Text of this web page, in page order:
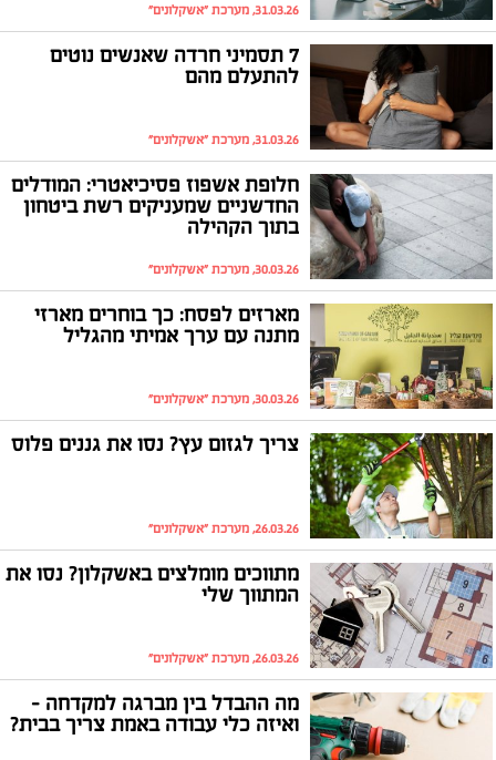
31.03.26, מערכת "אשקלונים"
7 תסמיני חרדה שאנשים נוטים
להתעלם מהם
31.03.26, מערכת "אשקלונים"
חלופת אשפוז פסיכיאטרי: המודלים
החדשניים שמעניקים רשת ביטחון
בתוך הקהילה
30.03.26, מערכת "אשקלונים"
מארזים לפסח: כך בוחרים מארזי
מתנה עם ערך אמיתי מהגליל
30.03.26, מערכת "אשקלונים"
צריך לגזום עץ? נסו את גננים פלוס
26.03.26, מערכת "אשקלונים"
מתווכים מומלצים באשקלון? נסו את
המתווך שלי
26.03.26, מערכת "אשקלונים"
מה ההבדל בין מברגה למקדחה –
ואיזה כלי עבודה באמת צריך בבית?